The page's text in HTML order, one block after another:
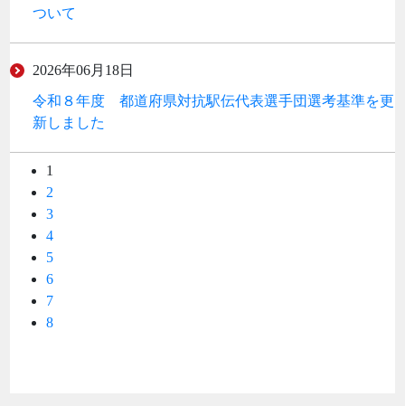
ついて
2026年06月18日
令和８年度 都道府県対抗駅伝代表選手団選考基準を更
新しました
1
2
3
4
5
6
7
8